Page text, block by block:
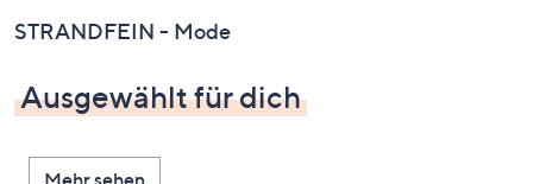
Pfeiltasten
oben
und
nach
STRANDFEIN - Mode
Ausgewählt für dich
Mehr sehen